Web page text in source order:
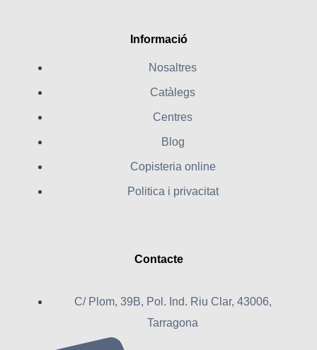
Informació
Nosaltres
Catàlegs
Centres
Blog
Copisteria online
Politica i privacitat
Contacte
C/ Plom, 39B, Pol. Ind. Riu Clar, 43006,
Tarragona